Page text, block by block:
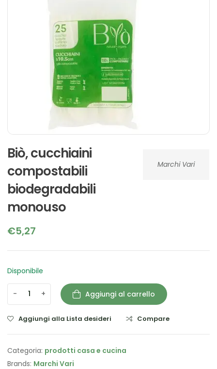
Marchi Vari
Biò, cucchiaini
compostabili
biodegradabili
monouso
€5,27
Disponibile
- + Aggiungi al carrello
Aggiungi alla Lista desideri Compare
Categoria: prodotti casa e cucina
Brands: Marchi Vari